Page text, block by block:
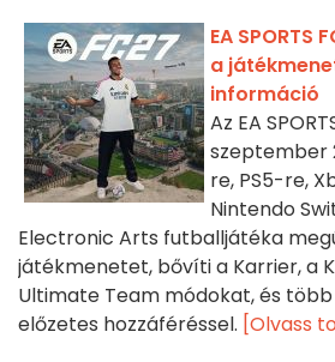
EA SPORTS
a
információ
Az EA
szeptember
re, PS5-re,
Nintendo
Electronic Arts futballjátéka
játékmenetet, bővíti a Karrier, a
Ultimate Team módokat, és
előzetes hozzáféréssel. [Olvass